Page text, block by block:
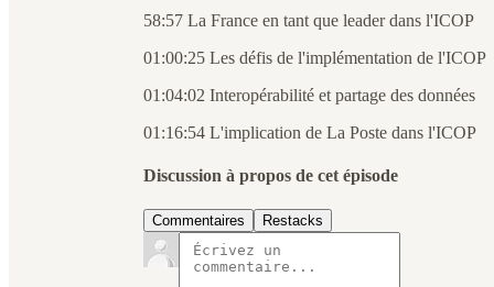
58:57 La France en tant que leader dans l'ICOP
01:00:25 Les défis de l'implémentation de l'ICOP
01:04:02 Interopérabilité et partage des données
01:16:54 L'implication de La Poste dans l'ICOP
Discussion à propos de cet épisode
Commentaires Restacks